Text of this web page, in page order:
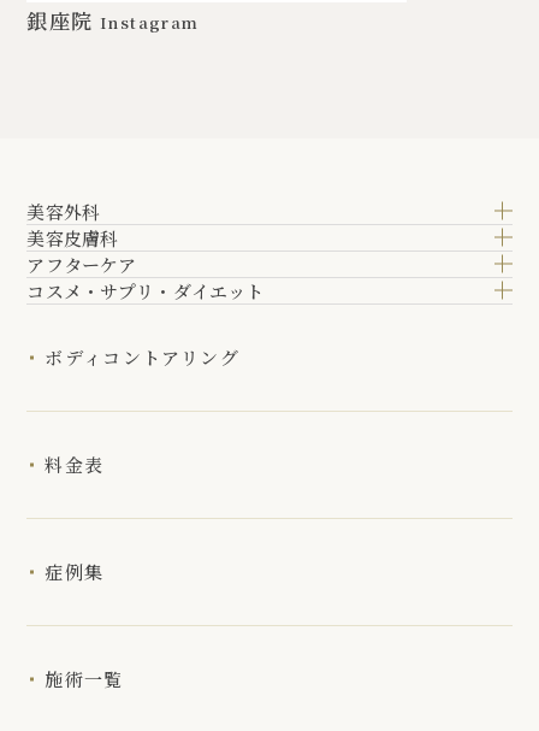
銀座院 Instagram
美容外科
美容皮膚科
アフターケア
コスメ・サプリ・ダイエット
ボディコントアリング
料金表
症例集
施術一覧